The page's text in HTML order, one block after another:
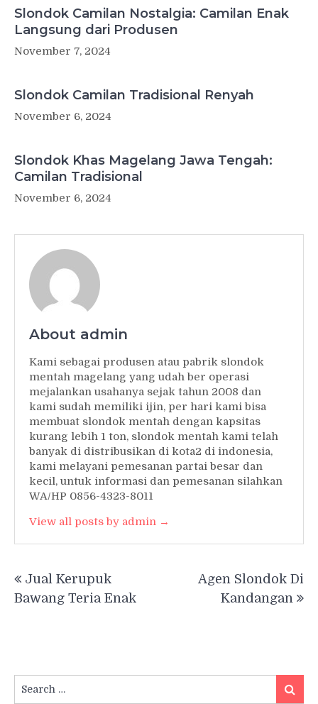
Slondok Camilan Nostalgia: Camilan Enak
Langsung dari Produsen
November 7, 2024
Slondok Camilan Tradisional Renyah
November 6, 2024
Slondok Khas Magelang Jawa Tengah:
Camilan Tradisional
November 6, 2024
About admin
Kami sebagai produsen atau pabrik slondok
mentah magelang yang udah ber operasi
mejalankan usahanya sejak tahun 2008 dan
kami sudah memiliki ijin, per hari kami bisa
membuat slondok mentah dengan kapsitas
kurang lebih 1 ton, slondok mentah kami telah
banyak di distribusikan di kota2 di indonesia,
kami melayani pemesanan partai besar dan
kecil, untuk informasi dan pemesanan silahkan
WA/HP 0856-4323-8011
View all posts by admin →
navigation
Jual Kerupuk
Bawang Teria Enak
Agen Slondok Di
Kandangan
for:
Search